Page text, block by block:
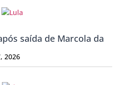
saída de Marcola da
2026